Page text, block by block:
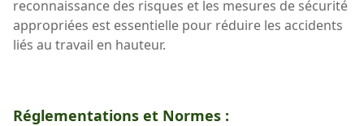
reconnaissance des risques et les mesures de sécurité
appropriées est essentielle pour réduire les accidents
liés au travail en hauteur.
Réglementations et Normes :